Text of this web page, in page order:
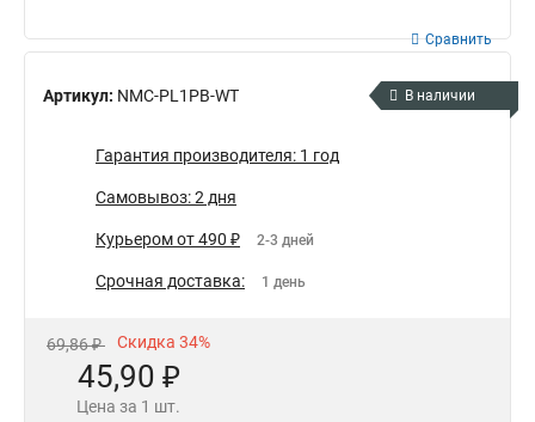
Артикул: NMC-PL1PB-WT
Сравнить
В наличии
Гарантия производителя: 1 год
Самовывоз: 2 дня
Курьером от 490 ₽ 2-3 дней
Срочная доставка: 1 день
69,86 ₽ Скидка 34%
45,90 ₽
Цена за 1 шт.